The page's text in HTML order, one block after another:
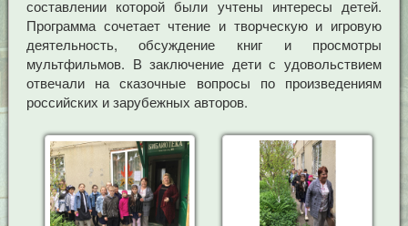
составлении которой были учтены интересы детей.
Программа сочетает чтение и творческую и игровую
деятельность, обсуждение книг и просмотры
мультфильмов. В заключение дети с удовольствием
отвечали на сказочные вопросы по произведениям
российских и зарубежных авторов.